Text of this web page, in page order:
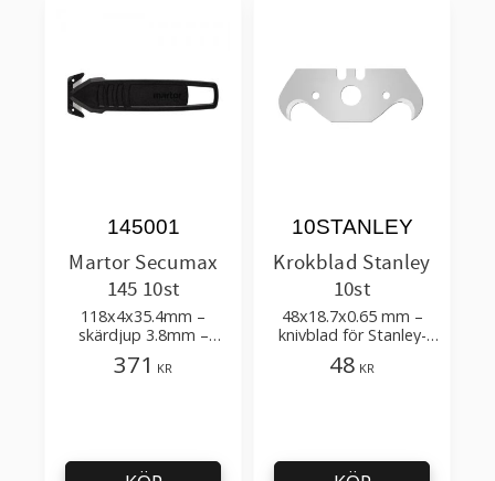
Martor Secumax
145 10st
118x4x35.4mm –
skärdjup 3.8mm –
högsta skärskydd
145001
371 KR
Krokblad Stanley
10st
48x18.7x0.65 mm –
knivblad för Stanley-
knivar, Martor Mizar,
Secunorm 300,
10STANLEY
48 KR